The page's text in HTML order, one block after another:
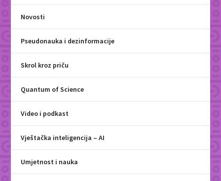
Novosti
Pseudonauka i dezinformacije
Skrol kroz priču
Quantum of Science
Video i podkast
Vještačka inteligencija – AI
Umjetnost i nauka